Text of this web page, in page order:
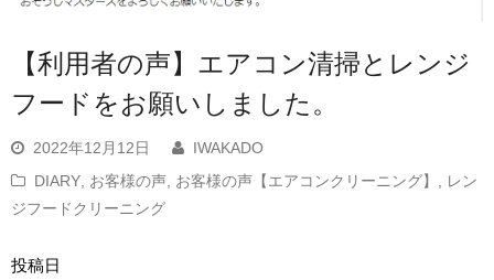
【利用者の声】エアコン清掃とレンジ
フードをお願いしました。
2022年12月12日
IWAKADO
DIARY お客様の声 お客様の声【エアコンクリーニング】
レン
ジフードクリーニング
投稿日